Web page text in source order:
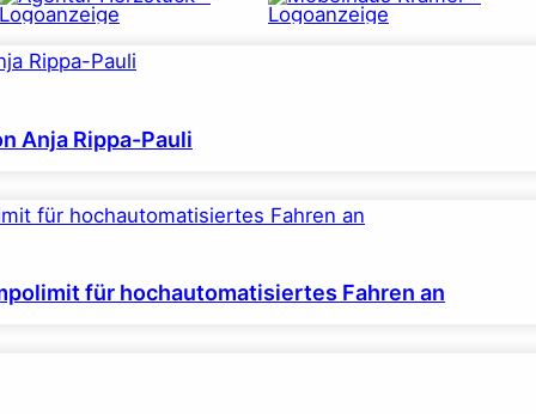
Anja Rippa-Pauli
für hochautomatisiertes Fahren an